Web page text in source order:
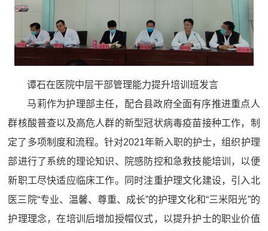
谭石在医院中层干部管理能力提升培训班发言
马莉作为护理部主任，配合县政府全面有序推进重点人
群核酸普查以及高危人群的新型冠状病毒疫苗接种工作，制
定了多项制度和流程。针对2021年新入职的护士，组织护理
部进行了系统的理论知识、院感防控和急救技能培训，以便
新职工尽快适应临床工作。同时注重护理文化建设，引入北
医三院“专业、温馨、尊重、成长”的护理文化和“三米阳光”的
护理理念，在培训后增加授帽仪式，以提升护士的职业价值